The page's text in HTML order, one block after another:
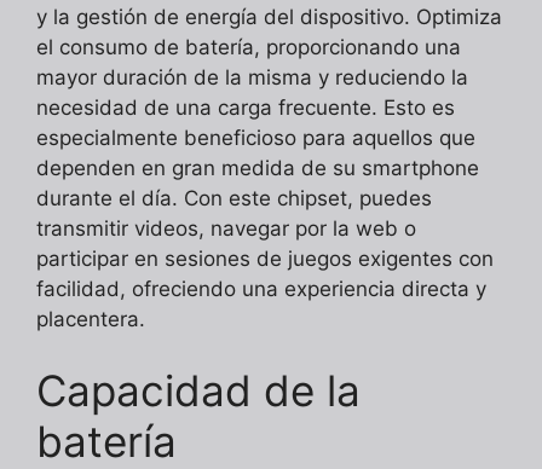
y la gestión de energía del dispositivo. Optimiza
el consumo de batería, proporcionando una
mayor duración de la misma y reduciendo la
necesidad de una carga frecuente. Esto es
especialmente beneficioso para aquellos que
dependen en gran medida de su smartphone
durante el día. Con este chipset, puedes
transmitir videos, navegar por la web o
participar en sesiones de juegos exigentes con
facilidad, ofreciendo una experiencia directa y
placentera.
Capacidad de la
batería